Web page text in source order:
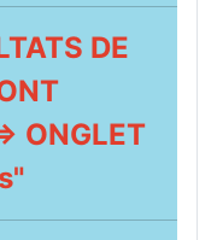
DE
ONGLET